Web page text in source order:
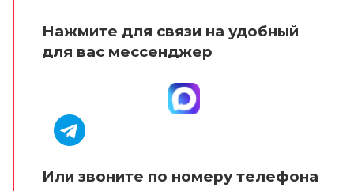
Нажмите для связи на удобный
для вас мессенджер
Или звоните по номеру телефона